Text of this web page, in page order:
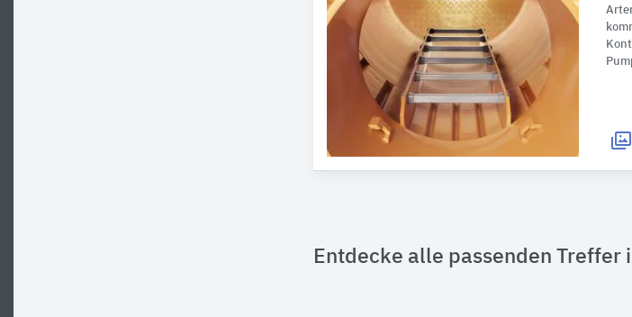
Entdecke alle passenden Treffer